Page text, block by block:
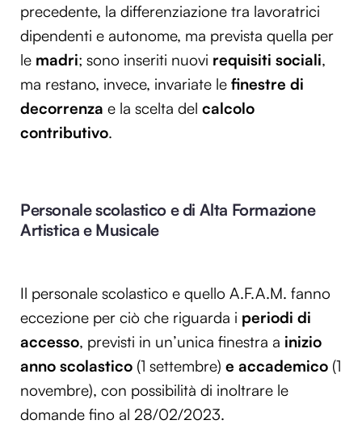
precedente, la differenziazione tra lavoratrici
dipendenti e autonome, ma prevista quella per
le madri; sono inseriti nuovi requisiti sociali,
ma restano, invece, invariate le finestre di
decorrenza e la scelta del calcolo
contributivo.
Personale scolastico e di Alta Formazione
Artistica e Musicale
Il personale scolastico e quello A.F.A.M. fanno
eccezione per ciò che riguarda i periodi di
accesso, previsti in un’unica finestra a inizio
anno scolastico (1 settembre) e accademico (1
novembre), con possibilità di inoltrare le
domande fino al 28/02/2023.